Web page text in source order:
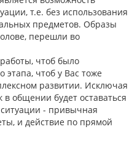
т.е. без использования
предметов. Образы
перешли во
чтоб было
этапа, чтоб у Вас тоже
развитии. Исключая
общении будет оставаться
- привычная
и действие по прямой